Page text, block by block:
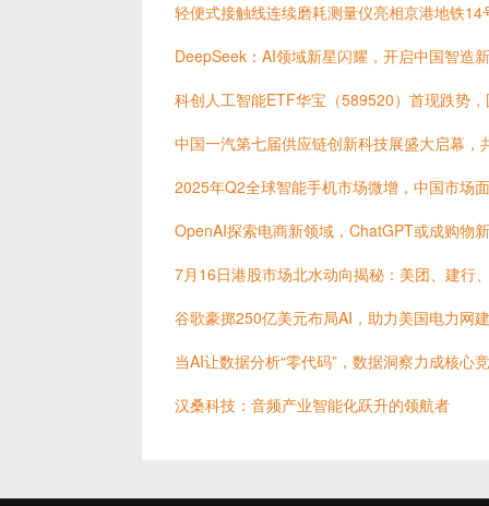
轻便式接触线连续磨耗测量仪亮相京港地铁14
DeepSeek：AI领域新星闪耀，开启中国智造
科创人工智能ETF华宝（589520）首现跌势
中国一汽第七届供应链创新科技展盛大启幕，
2025年Q2全球智能手机市场微增，中国市场
OpenAI探索电商新领域，ChatGPT或成购物
7月16日港股市场北水动向揭秘：美团、建行
谷歌豪掷250亿美元布局AI，助力美国电力网
当AI让数据分析“零代码”，数据洞察力成核心
汉桑科技：音频产业智能化跃升的领航者